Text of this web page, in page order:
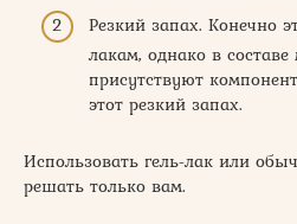
Резкий запах. Конечно
лакам, однако в
присутствуют
этот резкий запах.
Использовать гель-лак или
решать только вам.